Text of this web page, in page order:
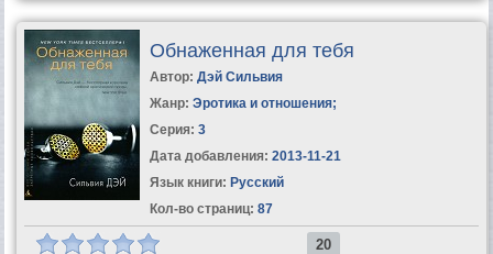
Обнаженная для тебя
Автор: Дэй Сильвия
Жанр: Эротика и отношения;
Серия: 3
Дата добавления: 2013-11-21
Язык книги: Русский
Кол-во страниц: 87
20